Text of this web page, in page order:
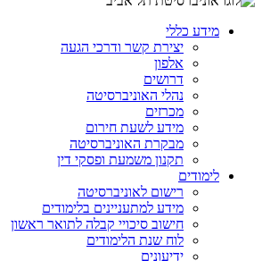
מידע כללי
יצירת קשר ודרכי הגעה
אלפון
דרושים
נהלי האוניברסיטה
מכרזים
מידע לשעת חירום
מבקרת האוניברסיטה
תקנון משמעת ופסקי דין
לימודים
רישום לאוניברסיטה
מידע למתעניינים בלימודים
חישוב סיכויי קבלה לתואר ראשון
לוח שנת הלימודים
ידיעונים